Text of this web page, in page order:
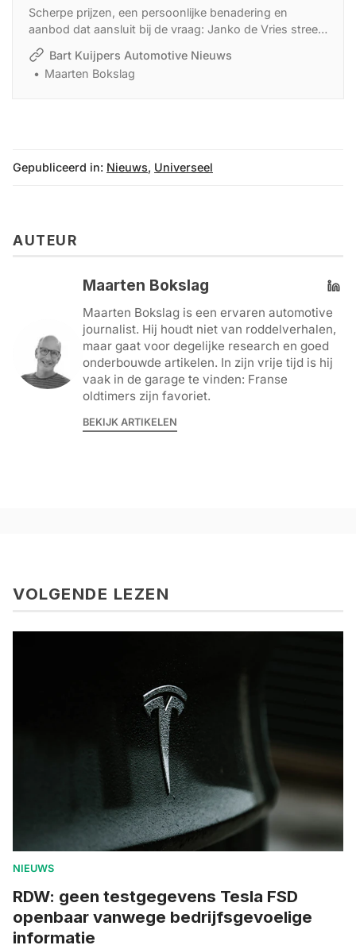
Scherpe prijzen, een persoonlijke benadering en
aanbod dat aansluit bij de vraag: Janko de Vries streeft
voor zijn autobedrijf in Sint Jacobiparochie naar een
flinke omloopsnelheid. Op het moment is die vooral
met EV’s te behalen.
Bart Kuijpers Automotive Nieuws
Maarten Bokslag
Gepubliceerd in: Nieuws, Universeel
AUTEUR
Maarten Bokslag
Maarten Bokslag is een ervaren automotive
journalist. Hij houdt niet van roddelverhalen,
maar gaat voor degelijke research en goed
onderbouwde artikelen. In zijn vrije tijd is hij
vaak in de garage te vinden: Franse
oldtimers zijn favoriet.
BEKIJK ARTIKELEN
VOLGENDE LEZEN
NIEUWS
RDW: geen testgegevens Tesla FSD
openbaar vanwege bedrijfsgevoelige
informatie